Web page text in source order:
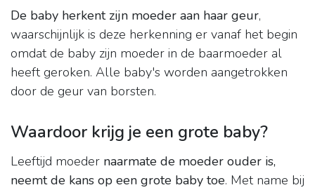
De baby herkent zijn moeder aan haar geur,
waarschijnlijk is deze herkenning er vanaf het begin
omdat de baby zijn moeder in de baarmoeder al
heeft geroken. Alle baby's worden aangetrokken
door de geur van borsten.
Waardoor krijg je een grote baby?
Leeftijd moeder naarmate de moeder ouder is,
neemt de kans op een grote baby toe. Met name bij